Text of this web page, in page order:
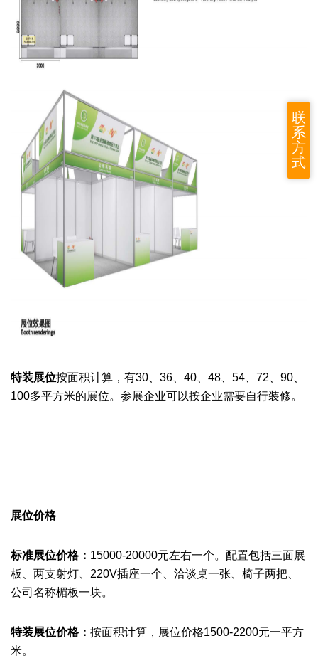
特装展位按面积计算，有30、36、40、48、54 72 、90
100多平方米的展位。 参展企业可以按企业需要自行装修。
展位价格
标准展位价格： 15000-20000元左右一个。配置包括三面展
板、两支射灯、220V插座一个、洽谈桌一张、椅子两把、
公司名称楣板一块。
特装展位价格： 按面积计算 ，展位价格1500-2200元一平方
米。
联
系
方
式